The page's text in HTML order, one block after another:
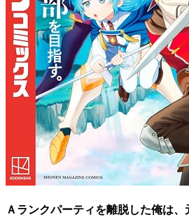
Ａランクパーティを離脱した俺は